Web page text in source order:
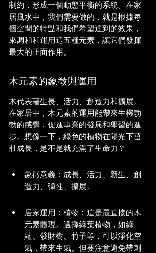
制約，形成一個動態平衡的系統。在家
居風水中，我們需要做的，就是根據每
個空間的特點和我們希望達到的效果，
來調和和運用這五種元素，讓它們發揮
最大的正面作用。
木元素的象徵與運用
木代表著生長、活力、創造力和擴展。
在家居中，木元素的運用能帶來生機勃
勃的感覺，促進事業的發展和學習的進
步。想像一下，綠色的植物在陽光下茁
壯成長，是不是就充滿了生命力？
象徵意義：成長、活力、新生、創
造力、彈性、擴展。
居家運用：植物：這是最直接的木
元素體現。選擇綠葉植物，如綠
蘿、發財樹、竹子等，可以淨化空
氣，帶來生氣。但要注意避免帶刺